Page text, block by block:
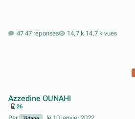
47 réponses 14,7 k vues
Azzedine OUNAHI
26